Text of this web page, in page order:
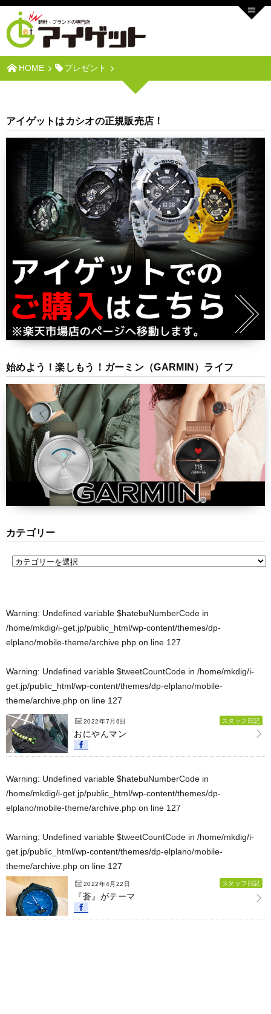
HOME プレゼント
アイゲットはカシオの正規販売店！
始めよう！楽しもう！ガーミン（GARMIN）ライフ
カテゴリー
Warning: Undefined variable $hatebuNumberCode in
/home/mkdig/i-get.jp/public_html/wp-content/themes/dp-
elplano/mobile-theme/archive.php on line 127
Warning: Undefined variable $tweetCountCode in /home/mkdig/i-
get.jp/public_html/wp-content/themes/dp-elplano/mobile-
theme/archive.php on line 127
2022年7月6日 スタッフ日記
おにやんマン
Warning: Undefined variable $hatebuNumberCode in
/home/mkdig/i-get.jp/public_html/wp-content/themes/dp-
elplano/mobile-theme/archive.php on line 127
Warning: Undefined variable $tweetCountCode in /home/mkdig/i-
get.jp/public_html/wp-content/themes/dp-elplano/mobile-
theme/archive.php on line 127
2022年4月22日 スタッフ日記
『蒼』がテーマ